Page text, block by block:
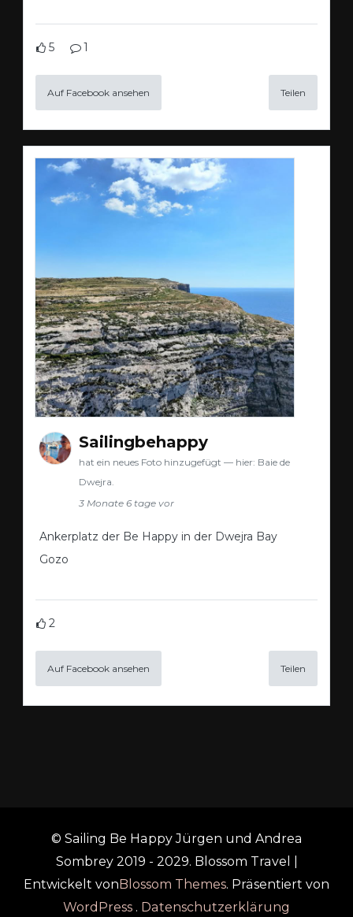
5 1
Auf Facebook ansehen Teilen
Sailingbehappy
hat ein neues Foto hinzugefügt — hier: Baie de
Dwejra.
3 Monate 6 tage vor
Ankerplatz der Be Happy in der Dwejra Bay
Gozo
2
Auf Facebook ansehen Teilen
© Sailing Be Happy Jürgen und Andrea
Sombrey 2019 - 2029. Blossom Travel |
Entwickelt von Blossom Themes. Präsentiert von
WordPress . Datenschutzerklärung